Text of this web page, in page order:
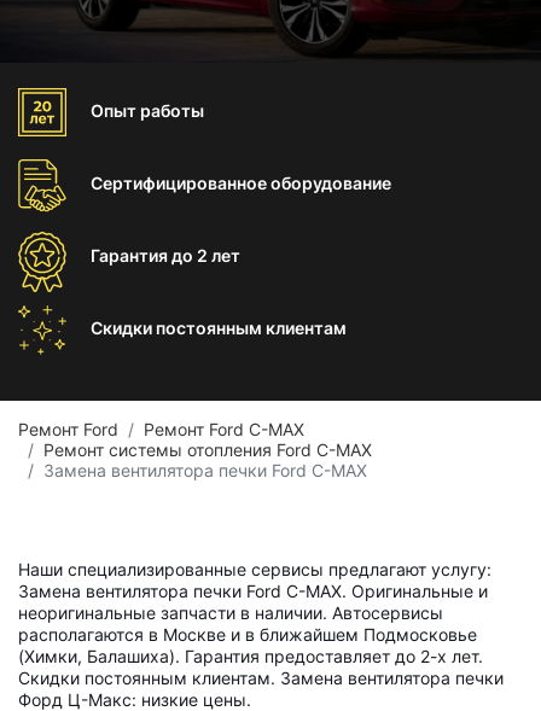
Опыт работы
Сертифицированноеоборудование
Гарантиядо 2 лет
Скидки постоянным клиентам
Ремонт Ford
Ремонт Ford C-MAX
Ремонт системы отопления Ford C-MAX
Замена вентилятора печки Ford C-MAX
Наши специализированные сервисы предлагают услугу:
Замена вентилятора печки Ford C-MAX. Оригинальные и
неоригинальные запчасти в наличии. Автосервисы
располагаются в Москве и в ближайшем Подмосковье
(Химки, Балашиха). Гарантия предоставляет до 2-х лет.
Скидки постоянным клиентам. Замена вентилятора печки
Форд Ц-Макс: низкие цены.